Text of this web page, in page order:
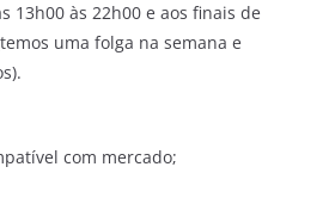
13h00 às 22h00 e aos finais de
uma folga na semana e
com mercado;